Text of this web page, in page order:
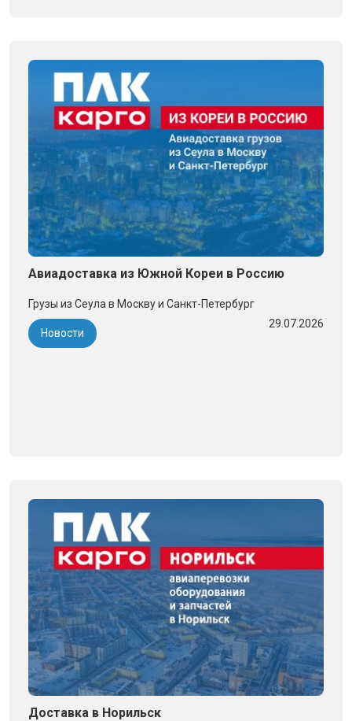
Авиадоставка из Южной Кореи в Россию
Грузы из Сеула в Москву и Санкт-Петербург
Новости
29.07.2026
Доставка в Норильск